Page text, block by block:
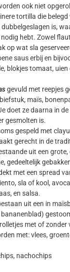
ook niet
tortilla die
is,
hebt. Zowel
op wat sla
saus erbij en
blokjes tomaat, uien
gevuld met reepjes
maïs,
doet ze daarna in
gesmolten is.
gespeld met
gerecht in de
uit een grote,
gedeeltelijk
met een spread
sla of kool,
en salsa.
uit een in
bananenblad)
met of zonder
met: vlees,
nachochips